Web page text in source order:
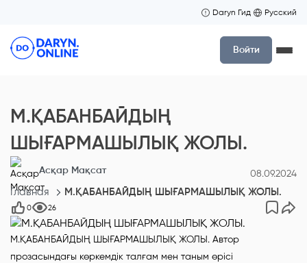
Daryn Гид Русский
Войти
М.ҚАБАНБАЙДЫҢ
ШЫҒАРМАШЫЛЫҚ ЖОЛЫ.
Асқар Мақсат 08.09.2024
Главная М.ҚАБАНБАЙДЫҢ ШЫҒАРМАШЫЛЫҚ ЖОЛЫ.
0 26
М.ҚАБАНБАЙДЫҢ ШЫҒАРМАШЫЛЫҚ ЖОЛЫ. Автор
прозасындағы көркемдік талғам мен таным өрісі